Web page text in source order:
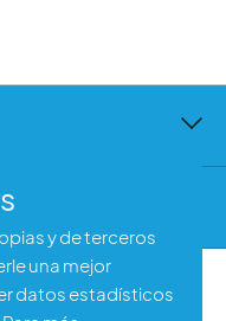
y de terceros
una mejor
datos estadísticos